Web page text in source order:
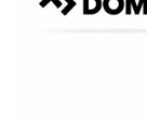
https://wa.me/